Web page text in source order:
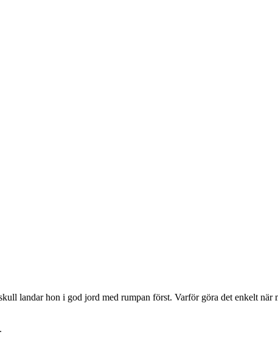
landar hon i god jord med rumpan först. Varför göra det enkelt när